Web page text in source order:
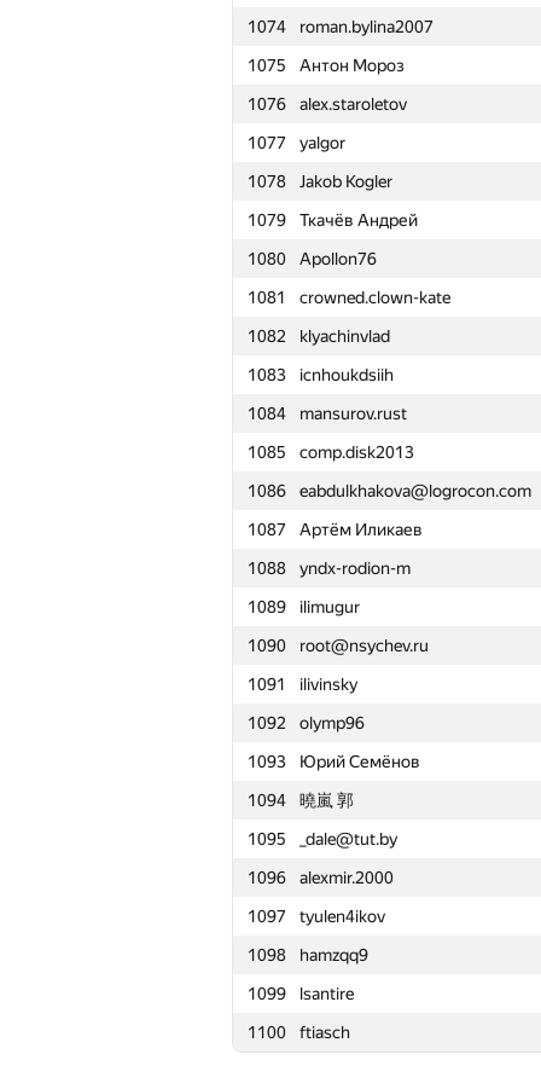
1074
roman.bylina2007
1075
Антон Мороз
1076
alex.staroletov
1077
yalgor
1078
Jakob Kogler
1079
Ткачёв Андрей
1080
Apollon76
1081
crowned.clown-kate
1082
klyachinvlad
1083
icnhoukdsiih
1084
mansurov.rust
1085
comp.disk2013
1086
eabdulkhakova@logrocon.com
1087
Артём Иликаев
1088
yndx-rodion-m
1089
ilimugur
1090
root@nsychev.ru
1091
ilivinsky
1092
olymp96
1093
Юрий Семёнов
1094
曉嵐 郭
1095
_dale@tut.by
1096
alexmir.2000
1097
tyulen4ikov
1098
hamzqq9
1099
lsantire
1100
ftiasch
1051 makarich1995
1052
Misha Prigara
1053
Nyatl
1054
Саня Головин
1055
veinrap
1056
Георгий Давидович
1057
izarizar
1058
Sergey Bondarenko
1059
zxc_j@tut.by
1060
deniskond
1061
valetr
1062
Henry Kao
1063
chacobsa
1064
J.T.J.L
1065
Роман Оськин
1066
gigadesu
1067
cbcds
1068
Nikhilesh Chamarthi
1069
Bakhodir Ashirmatov
1070
SAM-RF24
1071
pulmenti
1072
supercmd
1073
kivald
1074
roman.bylina2007
1075
Антон Мороз
1076
alex.staroletov
1077
yalgor